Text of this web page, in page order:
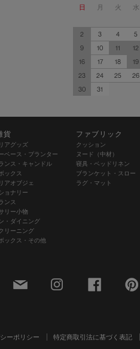
日
月 火 水
2
3 4 5
9
10 11 12
16
17 18 19
23
24 25 26
30
31
貨
アグッズ
ベース・プランター
ンス・キャンドル
ックス
アオブジェ
ョナリー
ンス
リー小物
・ダイニング
リーニング
ックス・その他
ファブリック
クッション
ヌード（中材）
寝具・ベッドリネン
ブランケット・スロー
ラグ・マット
ーポリシー 特定商取引法に基づく表記